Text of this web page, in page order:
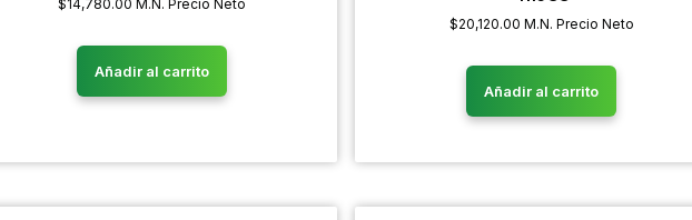
$14,780.00 M.N. Precio Neto
Añadir al carrito
$20,120.00 M.N. Precio Neto
Añadir al carrito